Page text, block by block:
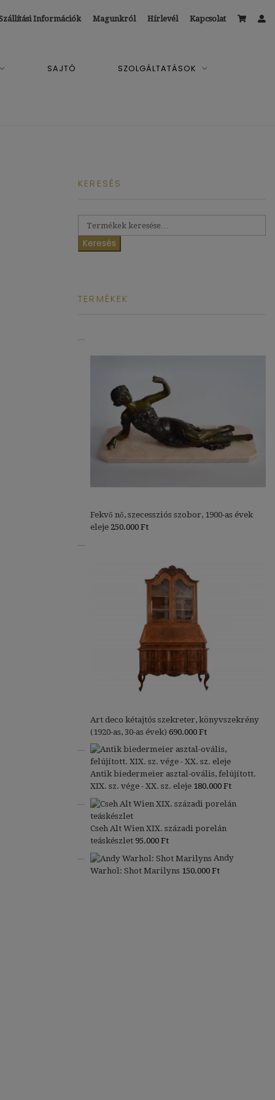
Szállítási Információk Magunkról Hírlevél Kapcsolat
SAJTÓ SZOLGÁLTATÁSOK
KERESÉS
következőre:
Keresés
TERMÉKEK
Fekvő nő, szecessziós szobor, 1900-as évek
eleje 250.000Ft
Art deco kétajtós szekreter, könyvszekrény
(1920-as, 30-as évek) 690.000Ft
Antik biedermeier asztal-ovális, felújított.
XIX. sz. vége - XX. sz. eleje 180.000Ft
Cseh Alt Wien XIX. századi porelán
teáskészlet 95.000Ft
Andy
Warhol: Shot Marilyns 150.000Ft